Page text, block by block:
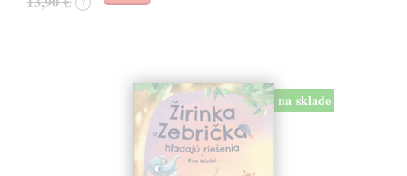
na sklade